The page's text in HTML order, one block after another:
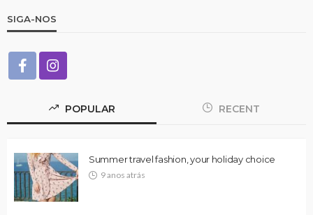
SIGA-NOS
POPULAR RECENT
Summer travel fashion, your holiday choice
9 anos atrás